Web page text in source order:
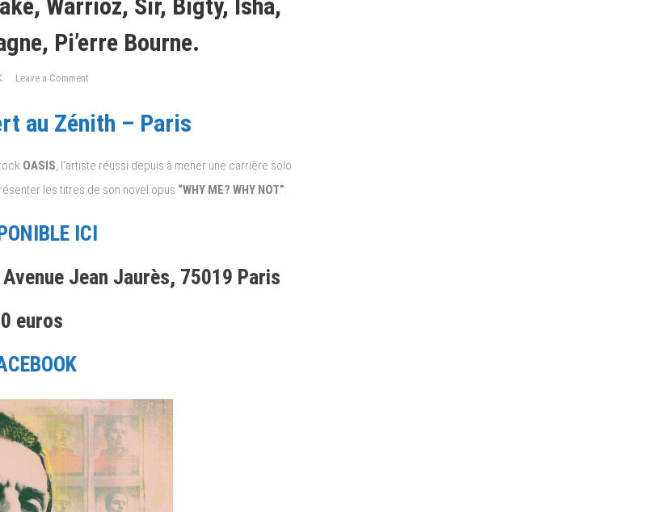
Warrioz, Sir, Bigty, Isha,
Pi’erre Bourne.
Leave a Commenton
Concerts
du
au
25
:
Liam
Swing,
Snake,
Warrioz,
Sir,
Bigty,
Key
au Zénith – Paris
OASIS, l’artiste réussi depuis à mener une carrière solo
les titres de son novel opus “WHY ME? WHY NOT”.
ICI
Jean Jaurès, 75019 Paris
euros